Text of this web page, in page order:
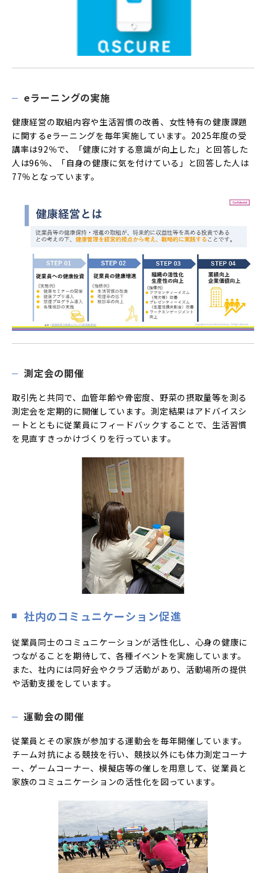
eラーニングの実施
健康経営の取組内容や生活習慣の改善、女性特有の健康課題
に関するeラーニングを毎年実施しています。2025年度の受
講率は92％で、「健康に対する意識が向上した」と回答した
人は96％、「自身の健康に気を付けている」と回答した人は
77％となっています。
測定会の開催
取引先と共同で、血管年齢や骨密度、野菜の摂取量等を測る
測定会を定期的に開催しています。測定結果はアドバイスシ
ートとともに従業員にフィードバックすることで、生活習慣
を見直すきっかけづくりを行っています。
社内のコミュニケーション促進
従業員同士のコミュニケーションが活性化し、心身の健康に
つながることを期待して、各種イベントを実施しています。
また、社内には同好会やクラブ活動があり、活動場所の提供
や活動支援をしています。
運動会の開催
従業員とその家族が参加する運動会を毎年開催しています。
チーム対抗による競技を行い、競技以外にも体力測定コーナ
ー、ゲームコーナー、模擬店等の催しを用意して、従業員と
家族のコミュニケーションの活性化を図っています。